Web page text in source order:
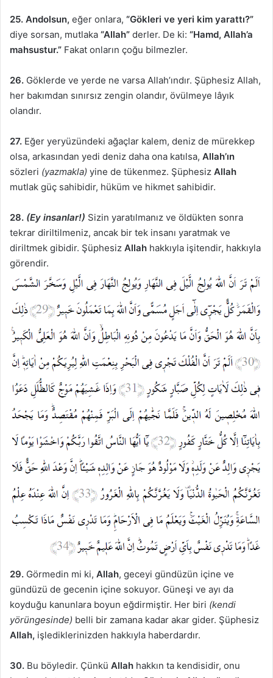
25. Andolsun, eğer onlara, “Gökleri ve yeri kim yarattı?”
diye sorsan, mutlaka “Allah” derler. De ki: “Hamd, Allah’a
mahsustur.” Fakat onların çoğu bilmezler.
26. Göklerde ve yerde ne varsa Allah’ındır. Şüphesiz Allah,
her bakımdan sınırsız zengin olandır, övülmeye lâyık
olandır.
27. Eğer yeryüzündeki ağaçlar kalem, deniz de mürekkep
olsa, arkasından yedi deniz daha ona katılsa, Allah’ın
sözleri (yazmakla) yine de tükenmez. Şüphesiz Allah
mutlak güç sahibidir, hüküm ve hikmet sahibidir.
28. (Ey insanlar!) Sizin yaratılmanız ve öldükten sonra
tekrar diriltilmeniz, ancak bir tek insanı yaratmak ve
diriltmek gibidir. Şüphesiz Allah hakkıyla işitendir, hakkıyla
görendir.
29. Görmedin mi ki, Allah, geceyi gündüzün içine ve
gündüzü de gecenin içine sokuyor. Güneşi ve ayı da
koyduğu kanunlara boyun eğdirmiştir. Her biri (kendi
yörüngesinde) belli bir zamana kadar akar gider. Şüphesiz
Allah, işlediklerinizden hakkıyla haberdardır.
30. Bu böyledir. Çünkü Allah hakkın ta kendisidir, onu